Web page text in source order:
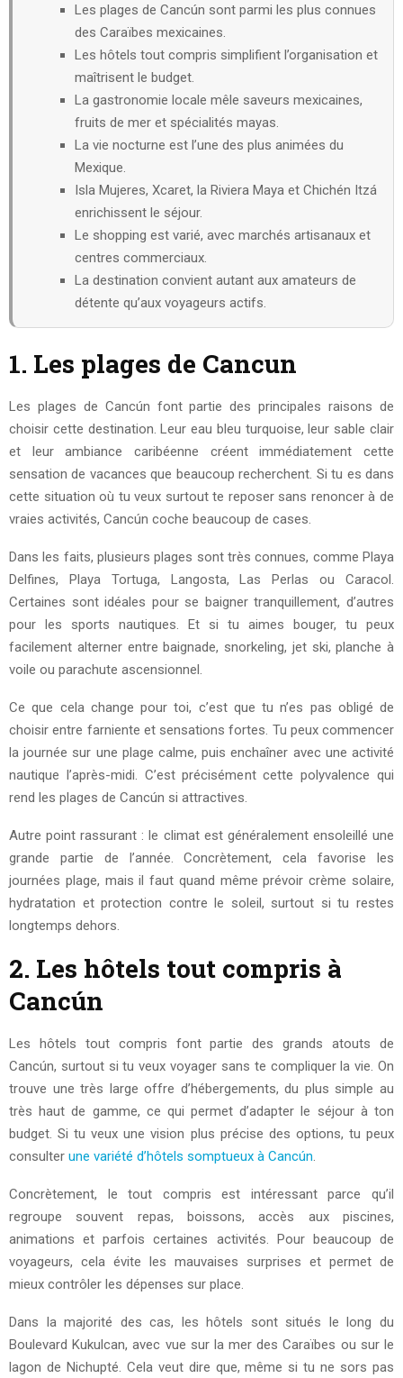
Les plages de Cancún sont parmi les plus connues
des Caraïbes mexicaines.
Les hôtels tout compris simplifient l’organisation et
maîtrisent le budget.
La gastronomie locale mêle saveurs mexicaines,
fruits de mer et spécialités mayas.
La vie nocturne est l’une des plus animées du
Mexique.
Isla Mujeres, Xcaret, la Riviera Maya et Chichén Itzá
enrichissent le séjour.
Le shopping est varié, avec marchés artisanaux et
centres commerciaux.
La destination convient autant aux amateurs de
détente qu’aux voyageurs actifs.
1. Les plages de Cancun
Les plages de Cancún font partie des principales raisons de
choisir cette destination. Leur eau bleu turquoise, leur sable clair
et leur ambiance caribéenne créent immédiatement cette
sensation de vacances que beaucoup recherchent. Si tu es dans
cette situation où tu veux surtout te reposer sans renoncer à de
vraies activités, Cancún coche beaucoup de cases.
Dans les faits, plusieurs plages sont très connues, comme Playa
Delfines, Playa Tortuga, Langosta, Las Perlas ou Caracol.
Certaines sont idéales pour se baigner tranquillement, d’autres
pour les sports nautiques. Et si tu aimes bouger, tu peux
facilement alterner entre baignade, snorkeling, jet ski, planche à
voile ou parachute ascensionnel.
Ce que cela change pour toi, c’est que tu n’es pas obligé de
choisir entre farniente et sensations fortes. Tu peux commencer
la journée sur une plage calme, puis enchaîner avec une activité
nautique l’après-midi. C’est précisément cette polyvalence qui
rend les plages de Cancún si attractives.
Autre point rassurant : le climat est généralement ensoleillé une
grande partie de l’année. Concrètement, cela favorise les
journées plage, mais il faut quand même prévoir crème solaire,
hydratation et protection contre le soleil, surtout si tu restes
longtemps dehors.
2. Les hôtels tout compris à
Cancún
Les hôtels tout compris font partie des grands atouts de
Cancún, surtout si tu veux voyager sans te compliquer la vie. On
trouve une très large offre d’hébergements, du plus simple au
très haut de gamme, ce qui permet d’adapter le séjour à ton
budget. Si tu veux une vision plus précise des options, tu peux
consulter une variété d’hôtels somptueux à Cancún
Concrètement, le tout compris est intéressant parce qu’il
regroupe souvent repas, boissons, accès aux piscines,
animations et parfois certaines activités. Pour beaucoup de
voyageurs, cela évite les mauvaises surprises et permet de
mieux contrôler les dépenses sur place.
Dans la majorité des cas, les hôtels sont situés le long du
Boulevard Kukulcan, avec vue sur la mer des Caraïbes ou sur le
lagon de Nichupté. Cela veut dire que, même si tu ne sors pas